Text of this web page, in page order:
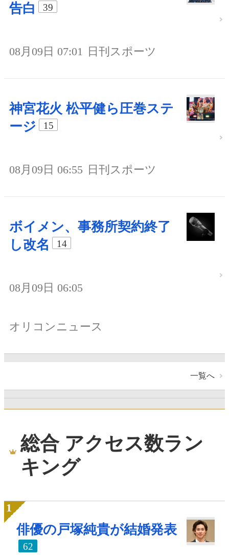
告白
39
08月09日 07:01 日刊スポーツ
神宮花火 松平健ら圧巻ステ
ージ
15
08月09日 06:55 日刊スポーツ
ボイメン、事務所契約終了
し改名
14
08月09日 06:05
オリコンニュース
一覧へ
総合 アクセス数ラン
キング
俳優の戸塚純貴が結婚発表
62